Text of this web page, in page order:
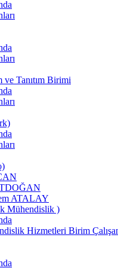
ve Tanıtım Birimi
ATALAY
Mühendislik )
Hizmetleri Birim